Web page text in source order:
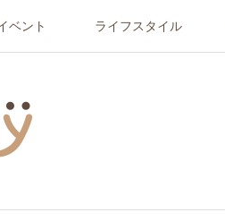
ベント ライフスタイル